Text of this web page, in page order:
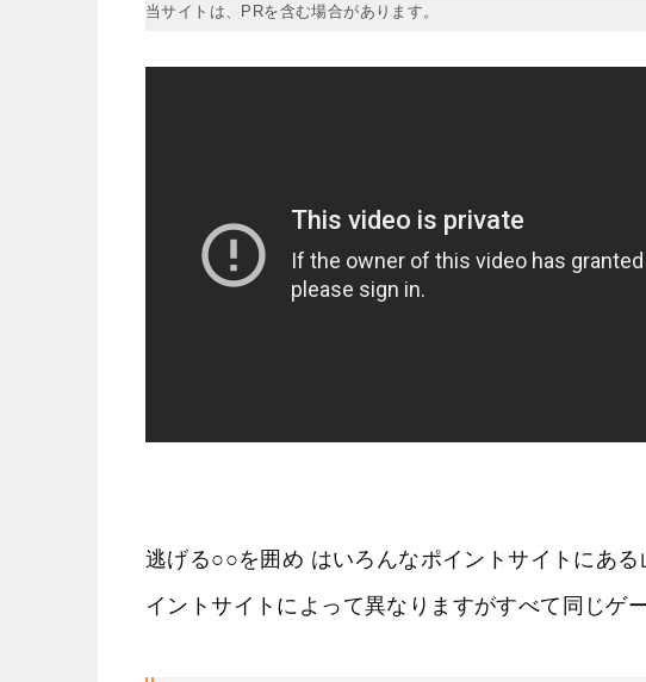
当サイトは、PRを含む場合があります。
逃げる○○を囲め はいろんなポイントサイトにあ
イントサイトによって異なりますがすべて同じゲー